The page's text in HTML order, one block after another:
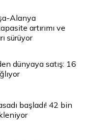
Alanya
artırımı ve
sürüyor
dünyaya satış: 16
başladı! 42 bin